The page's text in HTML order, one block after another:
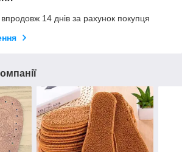
14 днів за рахунок покупця